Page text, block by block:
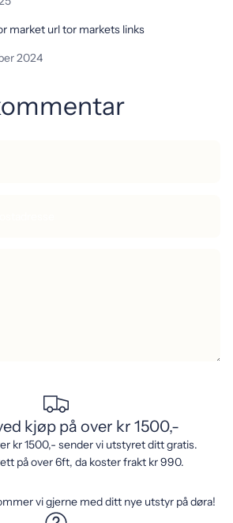
market url tor markets links
2024
kjøp på over kr 1500,-
kr 1500,- sender vi utstyret ditt gratis.
på over 6ft, da koster frakt kr 990.
vi gjerne med ditt nye utstyr på døra!